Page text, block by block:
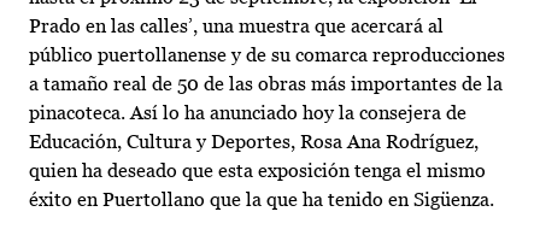
Prado en las calles’, una muestra que acercará al
público puertollanense y de su comarca reproducciones
a tamaño real de 50 de las obras más importantes de la
pinacoteca. Así lo ha anunciado hoy la consejera de
Educación, Cultura y Deportes, Rosa Ana Rodríguez,
quien ha deseado que esta exposición tenga el mismo
éxito en Puertollano que la que ha tenido en Sigüenza.